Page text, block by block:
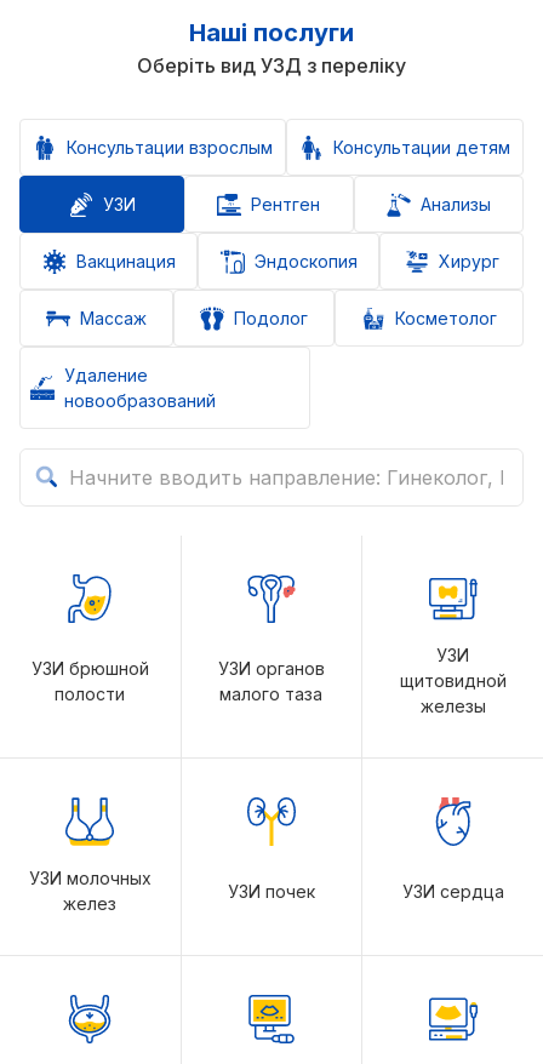
Наші послуги
Оберіть вид УЗД з переліку
Консультации взрослым Консультации детям
УЗИ Рентген Анализы
Вакцинация Эндоскопия Хирург
Массаж Подолог Косметолог
Удаление
новообразований
УЗИ брюшной
полости
УЗИ органов
малого таза
УЗИ
щитовидной
железы
УЗИ молочных
желез
УЗИ почек УЗИ сердца